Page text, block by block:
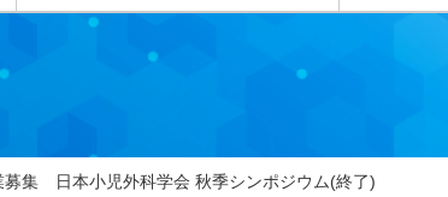
集 日本小児外科学会 秋季シンポジウム(終了)